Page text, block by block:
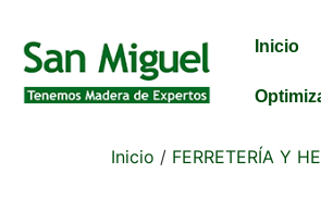
Inicio
Inicio / FERRETERÍA Y